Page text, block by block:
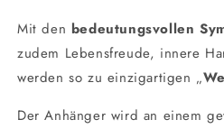
Mit den bedeutungsvollen
zudem Lebensfreude, innere
werden so zu einzigartigen „
Der Anhänger wird an einem